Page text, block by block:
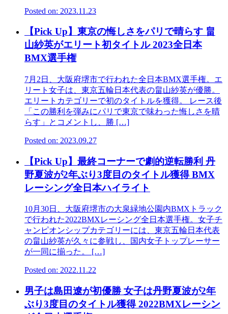
Posted on: 2023.11.23
【Pick Up】東京の悔しさをパリで晴らす 畠
山紗英がエリート初タイトル 2023全日本
BMX選手権
7月2日、大阪府堺市で行われた全日本BMX選手権。エ
リート女子は、東京五輪日本代表の畠山紗英が優勝。
エリートカテゴリーで初のタイトルを獲得。 レース後
「この勝利を弾みにパリで東京で味わった悔しさを晴
らす」とコメントし、勝 […]
Posted on: 2023.09.27
【Pick Up】最終コーナーで劇的逆転勝利 丹
野夏波が2年ぶり3度目のタイトル獲得 BMX
レーシング全日本ハイライト
10月30日、大阪府堺市の大泉緑地公園内BMXトラック
で行われた2022BMXレーシング全日本選手権。女子チ
ャンピオンシップカテゴリーには、東京五輪日本代表
の畠山紗英が久々に参戦し、国内女子トップレーサー
が一同に揃った。 […]
Posted on: 2022.11.22
男子は島田遼が初優勝 女子は丹野夏波が2年
ぶり3度目のタイトル獲得 2022BMXレーシン